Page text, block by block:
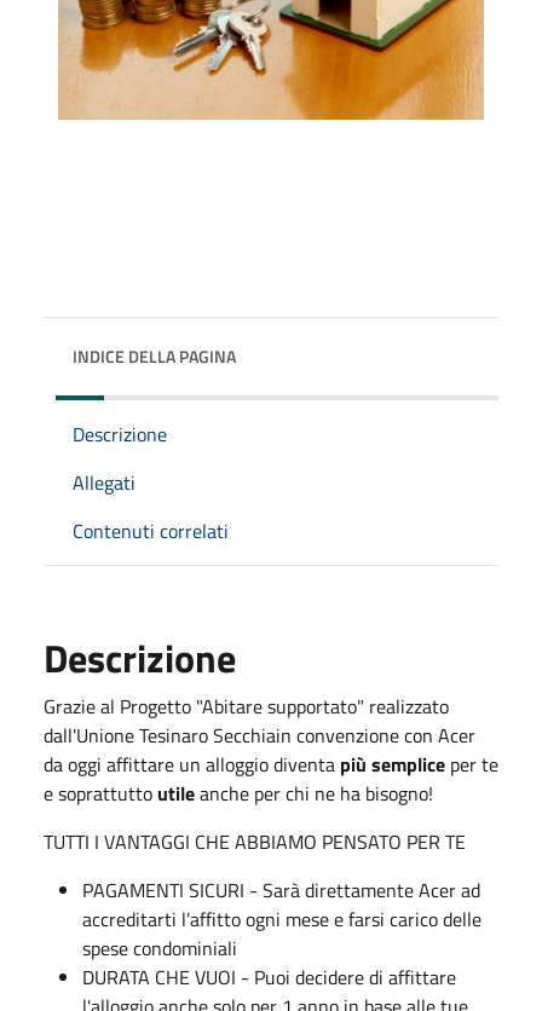
INDICE DELLA PAGINA
Descrizione
Allegati
Contenuti correlati
Descrizione
Grazie al Progetto "Abitare supportato" realizzato
dall'Unione Tesinaro Secchiain convenzione con Acer
da oggi affittare un alloggio diventa più semplice per te
e soprattutto utileanche per chi ne ha bisogno!
TUTTI I VANTAGGI CHE ABBIAMO PENSATO PER TE
PAGAMENTI SICURI - Sarà direttamente Acer ad
accreditarti l'affitto ogni mese e farsi carico delle
spese condominiali
DURATA CHE VUOI - Puoi decidere di affittare